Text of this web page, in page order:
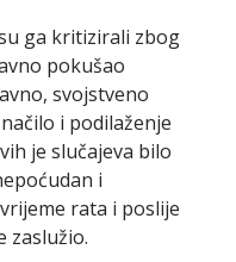
ga kritizirali zbog
pokušao
svojstveno
i podilaženje
je slučajeva bilo
i
rata i poslije
zaslužio.